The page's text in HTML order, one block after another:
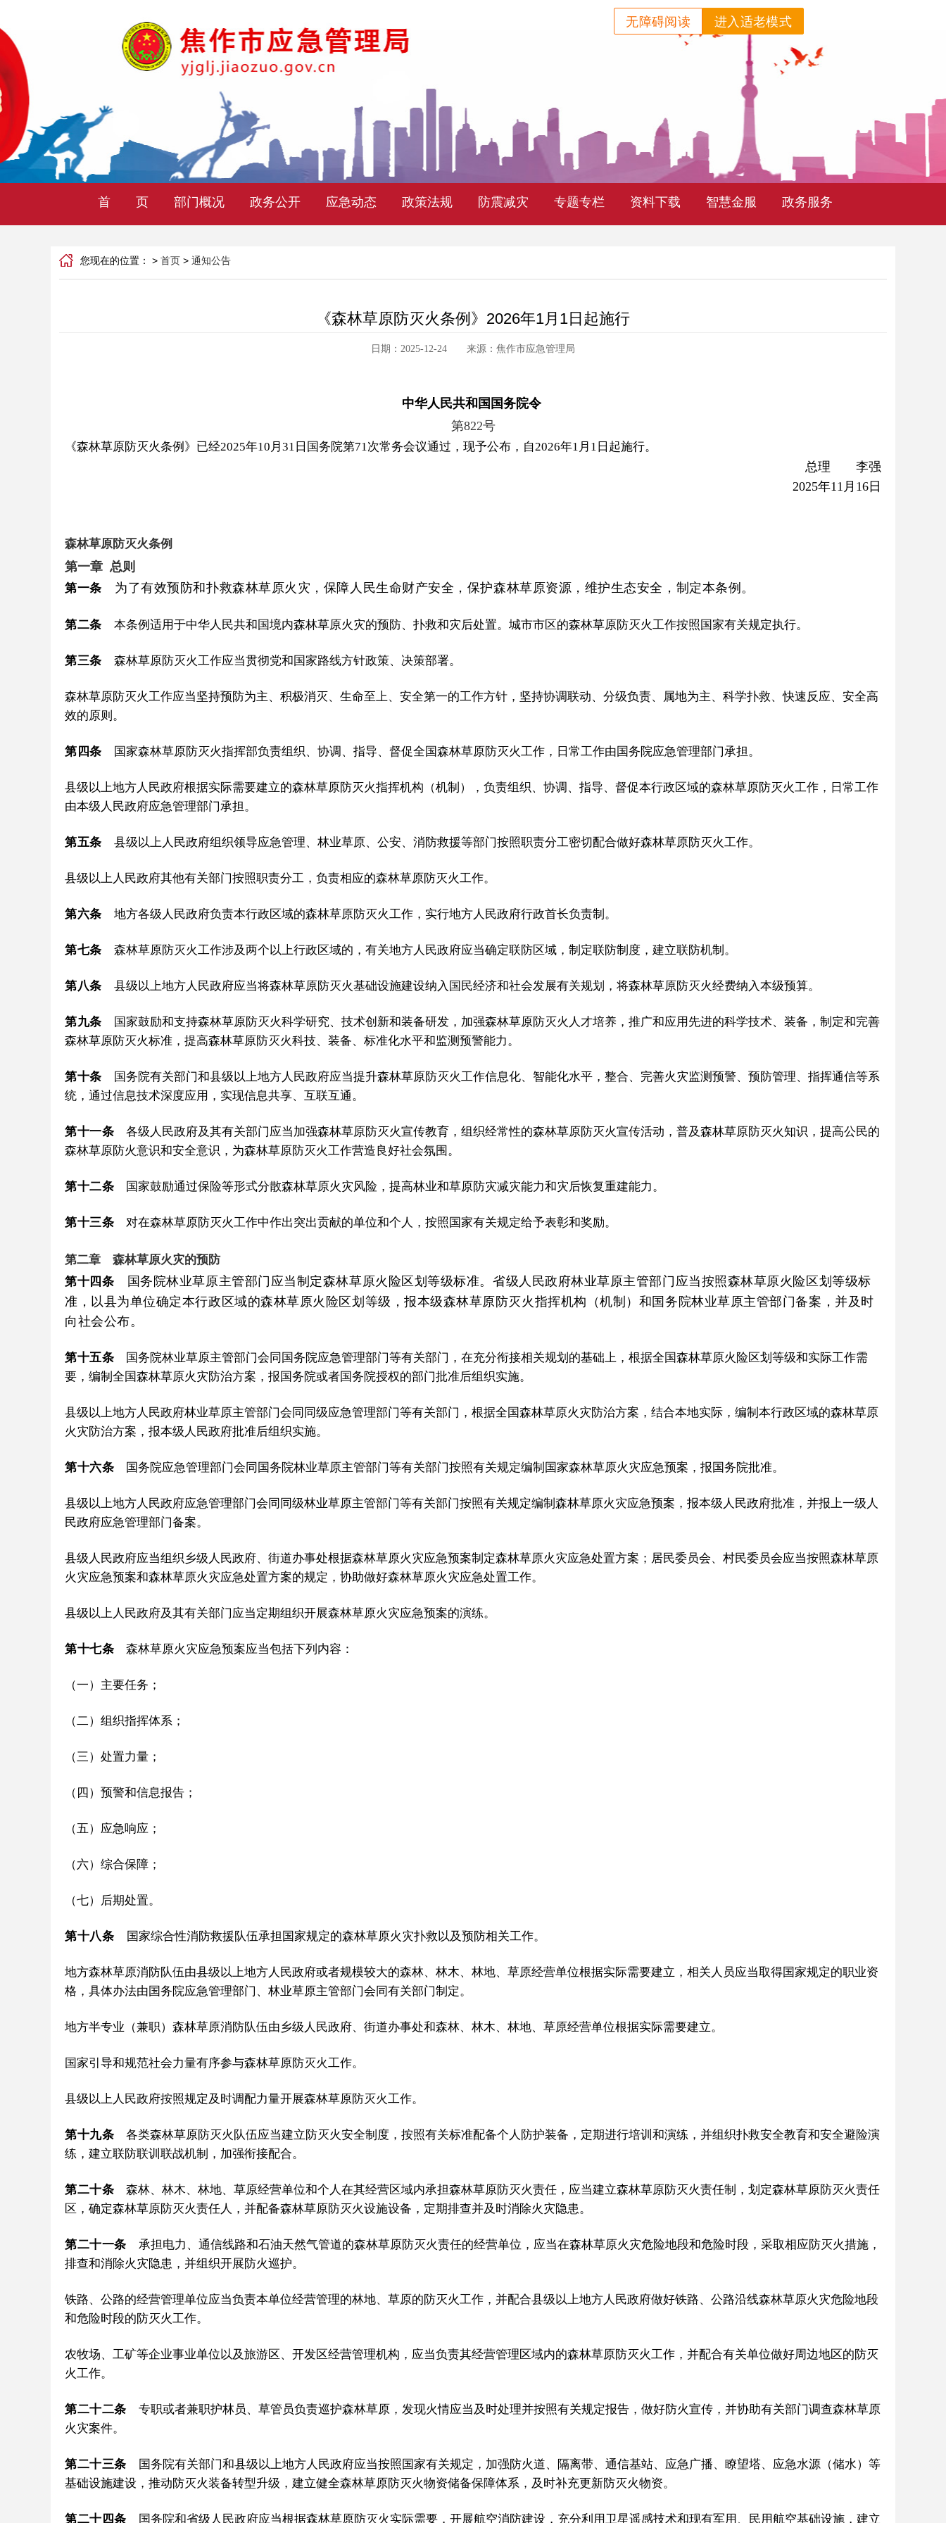
进入适老模式
无障碍阅读
首 页 部门概况 政务公开 应急动态 政策法规 防震减灾 专题专栏 资料下载 智慧金服 政务服务
您现在的位置： > 首页 > 通知公告
《森林草原防灭火条例》2026年1月1日起施行
日期：2025-12-24 来源：焦作市应急管理局
中华人民共和国国务院令
第822号
《森林草原防灭火条例》已经2025年10月31日国务院第71次常务会议通过，现予公布，自2026年1月1日起施行。
总理 李强
2025年11月16日
森林草原防灭火条例
第一章 总则
第一条 为了有效预防和扑救森林草原火灾，保障人民生命财产安全，保护森林草原资源，维护生态安全，制定本条例。
第二条 本条例适用于中华人民共和国境内森林草原火灾的预防、扑救和灾后处置。城市市区的森林草原防灭火工作按照国家有关规定执行。
第三条 森林草原防灭火工作应当贯彻党和国家路线方针政策、决策部署。
森林草原防灭火工作应当坚持预防为主、积极消灭、生命至上、安全第一的工作方针，坚持协调联动、分级负责、属地为主、科学扑救、快速反应、安全高
效的原则。
第四条 国家森林草原防灭火指挥部负责组织、协调、指导、督促全国森林草原防灭火工作，日常工作由国务院应急管理部门承担。
县级以上地方人民政府根据实际需要建立的森林草原防灭火指挥机构（机制），负责组织、协调、指导、督促本行政区域的森林草原防灭火工作，日常工作
由本级人民政府应急管理部门承担。
第五条 县级以上人民政府组织领导应急管理、林业草原、公安、消防救援等部门按照职责分工密切配合做好森林草原防灭火工作。
县级以上人民政府其他有关部门按照职责分工，负责相应的森林草原防灭火工作。
第六条 地方各级人民政府负责本行政区域的森林草原防灭火工作，实行地方人民政府行政首长负责制。
第七条 森林草原防灭火工作涉及两个以上行政区域的，有关地方人民政府应当确定联防区域，制定联防制度，建立联防机制。
第八条 县级以上地方人民政府应当将森林草原防灭火基础设施建设纳入国民经济和社会发展有关规划，将森林草原防灭火经费纳入本级预算。
第九条 国家鼓励和支持森林草原防灭火科学研究、技术创新和装备研发，加强森林草原防灭火人才培养，推广和应用先进的科学技术、装备，制定和完善
森林草原防灭火标准，提高森林草原防灭火科技、装备、标准化水平和监测预警能力。
第十条 国务院有关部门和县级以上地方人民政府应当提升森林草原防灭火工作信息化、智能化水平，整合、完善火灾监测预警、预防管理、指挥通信等系
统，通过信息技术深度应用，实现信息共享、互联互通。
第十一条 各级人民政府及其有关部门应当加强森林草原防灭火宣传教育，组织经常性的森林草原防灭火宣传活动，普及森林草原防灭火知识，提高公民的
森林草原防火意识和安全意识，为森林草原防灭火工作营造良好社会氛围。
第十二条 国家鼓励通过保险等形式分散森林草原火灾风险，提高林业和草原防灾减灾能力和灾后恢复重建能力。
第十三条 对在森林草原防灭火工作中作出突出贡献的单位和个人，按照国家有关规定给予表彰和奖励。
第二章 森林草原火灾的预防
第十四条 国务院林业草原主管部门应当制定森林草原火险区划等级标准。省级人民政府林业草原主管部门应当按照森林草原火险区划等级标
准，以县为单位确定本行政区域的森林草原火险区划等级，报本级森林草原防灭火指挥机构（机制）和国务院林业草原主管部门备案，并及时
向社会公布。
第十五条 国务院林业草原主管部门会同国务院应急管理部门等有关部门，在充分衔接相关规划的基础上，根据全国森林草原火险区划等级和实际工作需
要，编制全国森林草原火灾防治方案，报国务院或者国务院授权的部门批准后组织实施。
县级以上地方人民政府林业草原主管部门会同同级应急管理部门等有关部门，根据全国森林草原火灾防治方案，结合本地实际，编制本行政区域的森林草原
火灾防治方案，报本级人民政府批准后组织实施。
第十六条 国务院应急管理部门会同国务院林业草原主管部门等有关部门按照有关规定编制国家森林草原火灾应急预案，报国务院批准。
县级以上地方人民政府应急管理部门会同同级林业草原主管部门等有关部门按照有关规定编制森林草原火灾应急预案，报本级人民政府批准，并报上一级人
民政府应急管理部门备案。
县级人民政府应当组织乡级人民政府、街道办事处根据森林草原火灾应急预案制定森林草原火灾应急处置方案；居民委员会、村民委员会应当按照森林草原
火灾应急预案和森林草原火灾应急处置方案的规定，协助做好森林草原火灾应急处置工作。
县级以上人民政府及其有关部门应当定期组织开展森林草原火灾应急预案的演练。
第十七条 森林草原火灾应急预案应当包括下列内容：
（一）主要任务；
（二）组织指挥体系；
（三）处置力量；
（四）预警和信息报告；
（五）应急响应；
（六）综合保障；
（七）后期处置。
第十八条 国家综合性消防救援队伍承担国家规定的森林草原火灾扑救以及预防相关工作。
地方森林草原消防队伍由县级以上地方人民政府或者规模较大的森林、林木、林地、草原经营单位根据实际需要建立，相关人员应当取得国家规定的职业资
格，具体办法由国务院应急管理部门、林业草原主管部门会同有关部门制定。
地方半专业（兼职）森林草原消防队伍由乡级人民政府、街道办事处和森林、林木、林地、草原经营单位根据实际需要建立。
国家引导和规范社会力量有序参与森林草原防灭火工作。
县级以上人民政府按照规定及时调配力量开展森林草原防灭火工作。
第十九条 各类森林草原防灭火队伍应当建立防灭火安全制度，按照有关标准配备个人防护装备，定期进行培训和演练，并组织扑救安全教育和安全避险演
练，建立联防联训联战机制，加强衔接配合。
第二十条 森林、林木、林地、草原经营单位和个人在其经营区域内承担森林草原防灭火责任，应当建立森林草原防灭火责任制，划定森林草原防灭火责任
区，确定森林草原防灭火责任人，并配备森林草原防灭火设施设备，定期排查并及时消除火灾隐患。
第二十一条 承担电力、通信线路和石油天然气管道的森林草原防灭火责任的经营单位，应当在森林草原火灾危险地段和危险时段，采取相应防灭火措施，
排查和消除火灾隐患，并组织开展防火巡护。
铁路、公路的经营管理单位应当负责本单位经营管理的林地、草原的防灭火工作，并配合县级以上地方人民政府做好铁路、公路沿线森林草原火灾危险地段
和危险时段的防灭火工作。
农牧场、工矿等企业事业单位以及旅游区、开发区经营管理机构，应当负责其经营管理区域内的森林草原防灭火工作，并配合有关单位做好周边地区的防灭
火工作。
第二十二条 专职或者兼职护林员、草管员负责巡护森林草原，发现火情应当及时处理并按照有关规定报告，做好防火宣传，并协助有关部门调查森林草原
火灾案件。
第二十三条 国务院有关部门和县级以上地方人民政府应当按照国家有关规定，加强防火道、隔离带、通信基站、应急广播、瞭望塔、应急水源（储水）等
基础设施建设，推动防灭火装备转型升级，建立健全森林草原防灭火物资储备保障体系，及时补充更新防灭火物资。
第二十四条 国务院和省级人民政府应当根据森林草原防灭火实际需要，开展航空消防建设，充分利用卫星遥感技术和现有军用、民用航空基础设施，建立